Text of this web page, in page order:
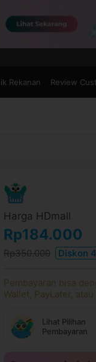
Rekanan Review
Harga HDmall
Rp184.000
Rp350.000 Diskon
Pembayaran bisa
Wallet, PayLater,
Lihat Pilihan
Pembayaran